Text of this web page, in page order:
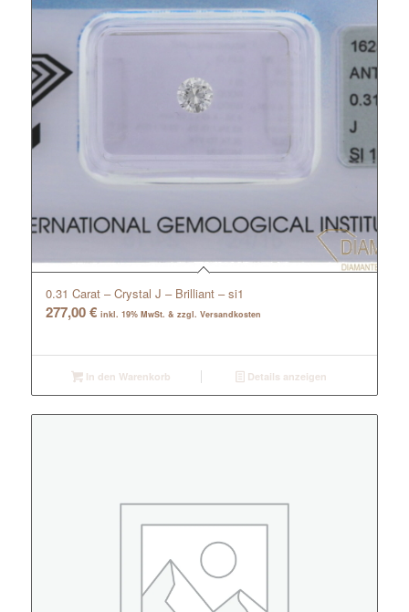
0.31 Carat – Crystal J – Brilliant – si1
277,00€ inkl. 19% MwSt. & zzgl. Versandkosten
In den Warenkorb Details anzeigen